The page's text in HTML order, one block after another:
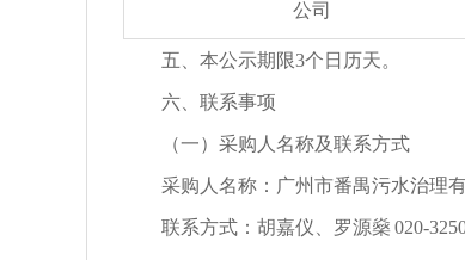
公司
五、本公示期限3个日历天。
六、联系事项
（一）采购人名称及联系方式
采购人名称： 广州市番禺污水治理
联系方式： 胡嘉仪、罗源燊020-